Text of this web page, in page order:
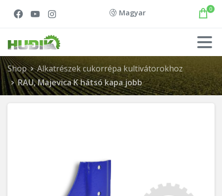
Magyar 0
Shop
Alkatrészek cukorrépa kultivátorokhoz
RAU, Majevica K hátsó kapa jobb